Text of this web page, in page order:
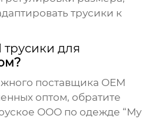
трусики к
трусики для
поставщика OEM
оптом, обратите
ООО по одежде “Му